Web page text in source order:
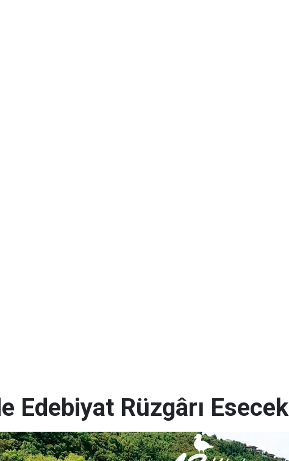
Edebiyat Rüzgârı Esecek